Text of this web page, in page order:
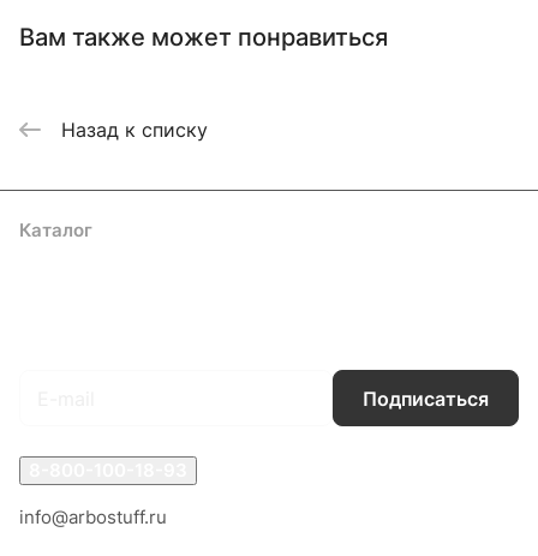
Вам также может понравиться
Назад к списку
Каталог
Подписаться
info@arbostuff.ru